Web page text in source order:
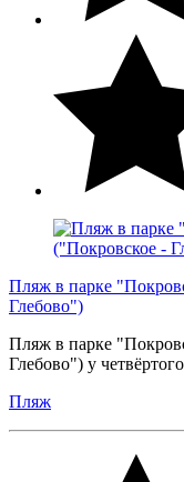
Пляж в парке
Глебово")
Пляж в парке
Глебово") у
Пляж